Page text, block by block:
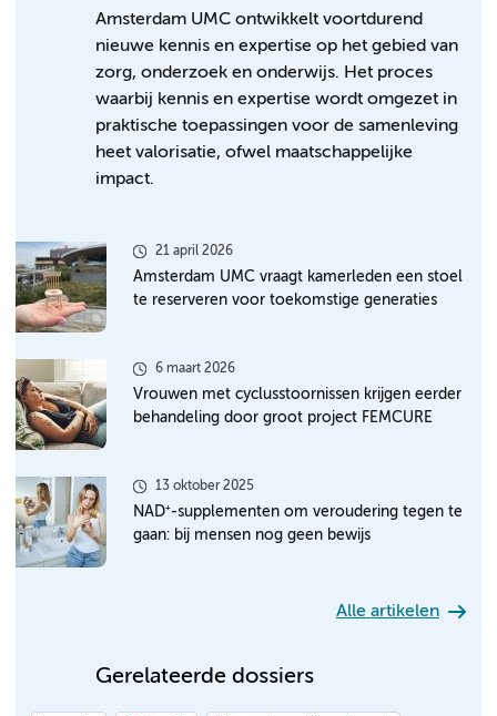
Amsterdam UMC ontwikkelt voortdurend
nieuwe kennis en expertise op het gebied van
zorg, onderzoek en onderwijs. Het proces
waarbij kennis en expertise wordt omgezet in
praktische toepassingen voor de samenleving
heet valorisatie, ofwel maatschappelijke
impact.
21 april 2026
Amsterdam UMC vraagt kamerleden een stoel
te reserveren voor toekomstige generaties
6 maart 2026
Vrouwen met cyclusstoornissen krijgen eerder
behandeling door groot project FEMCURE
13 oktober 2025
NAD⁺-supplementen om veroudering tegen te
gaan: bij mensen nog geen bewijs
Alle artikelen
Gerelateerde dossiers